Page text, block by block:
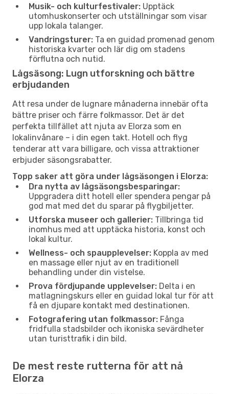
Musik- och kulturfestivaler: Upptäck
utomhuskonserter och utställningar som visar
upp lokala talanger.
Vandringsturer: Ta en guidad promenad genom
historiska kvarter och lär dig om stadens
förflutna och nutid.
Lågsäsong: Lugn utforskning och bättre
erbjudanden
Att resa under de lugnare månaderna innebär ofta
bättre priser och färre folkmassor. Det är det
perfekta tillfället att njuta av Elorza som en
lokalinvånare – i din egen takt. Hotell och flyg
tenderar att vara billigare, och vissa attraktioner
erbjuder säsongsrabatter.
Topp saker att göra under lågsäsongen i Elorza:
Dra nytta av lågsäsongsbesparingar:
Uppgradera ditt hotell eller spendera pengar på
god mat med det du sparar på flygbiljetter.
Utforska museer och gallerier: Tillbringa tid
inomhus med att upptäcka historia, konst och
lokal kultur.
Wellness- och spaupplevelser: Koppla av med
en massage eller njut av en traditionell
behandling under din vistelse.
Prova fördjupande upplevelser: Delta i en
matlagningskurs eller en guidad lokal tur för att
få en djupare kontakt med destinationen.
Fotografering utan folkmassor: Fånga
fridfulla stadsbilder och ikoniska sevärdheter
utan turisttrafik i din bild.
De mest reste rutterna för att nå
Elorza